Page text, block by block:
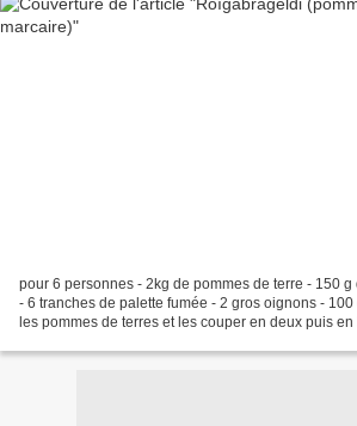
pour 6 personnes - 2kg de pommes de terre - 150
- 6 tranches de palette fumée - 2 gros oignons -
les pommes de terres et les couper en deux puis